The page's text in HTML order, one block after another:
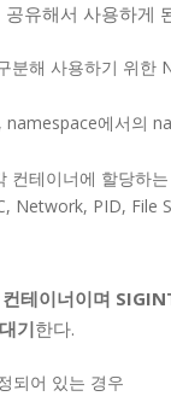
유해서 사용하게
분해 사용하기 위한
에서의
컨테이너에 할당하
Network, PID, File
테이너이며
기한다.
되어 있는 경우